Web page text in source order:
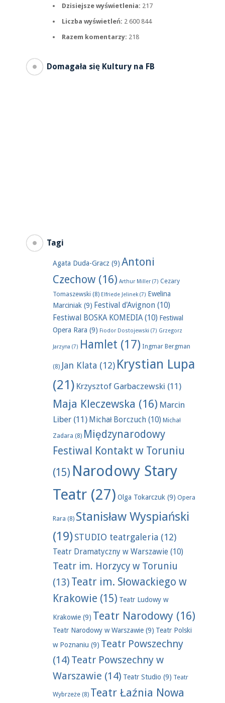
Dzisiejsze wyświetlenia: 217
Liczba wyświetleń: 2 600 844
Razem komentarzy: 218
Domagała się Kultury na FB
Tagi
Agata Duda-Gracz (9) Antoni
Czechow(16) Arthur Miller(7) Cezary
Tomaszewski (8) Elfriede Jelinek(7) Ewelina
Marciniak (9) Festival d'Avignon (10)
Festiwal BOSKA KOMEDIA(10) Festiwal
Opera Rara (9) Fiodor Dostojewski (7) Grzegorz
Jarzyna (7) Hamlet (17) Ingmar Bergman
(8) Jan Klata (12) Krystian Lupa
(21) Krzysztof Garbaczewski (11)
Maja Kleczewska (16) Marcin
Liber(11) Michał Borczuch (10) Michał
Zadara (8) Międzynarodowy
Festiwal Kontakt w Toruniu
(15) Narodowy Stary
Teatr(27) Olga Tokarczuk (9) Opera
Rara (8) Stanisław Wyspiański
(19)STUDIO teatrgaleria (12)
Teatr Dramatyczny w Warszawie (10)
Teatr im. Horzycy w Toruniu
(13) Teatr im. Słowackiego w
Krakowie (15) Teatr Ludowy w
Krakowie(9) Teatr Narodowy(16)
Teatr Narodowy w Warszawie(9) Teatr Polski
w Poznaniu (9) Teatr Powszechny
(14) Teatr Powszechny w
Warszawie (14) Teatr Studio (9) Teatr
Wybrzeże(8) Teatr Łaźnia Nowa